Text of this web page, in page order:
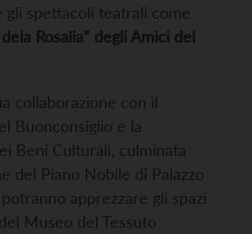
gli spettacoli teatrali come
Rosalia” degli Amici del
collaborazione con il
Buonconsiglio e la
Beni Culturali, culminata
del Piano Nobile di Palazzo
apprezzare gli spazi
Museo del Tessuto